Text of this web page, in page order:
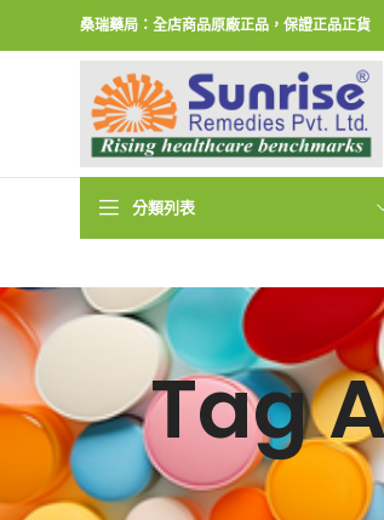
桑瑞藥局：全店商品原廠正品，保證正品正貨
分類列表
Tag